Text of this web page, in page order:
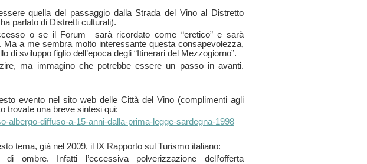
quella del passaggio dalla Strada del Vino al Distretto
parlato di Distretti culturali).
o se il Forum sarà ricordato come “eretico” e sarà
Ma a me sembra molto interessante questa consapevolezza,
di sviluppo figlio dell’epoca degli “Itinerari del Mezzogiorno”.
ma immagino che potrebbe essere un passo in avanti.
evento nel sito web delle Città del Vino (complimenti agli
trovate una breve sintesi qui:
albergo-diffuso-a-15-anni-dalla-prima-legge-sardegna-1998
tema, già nel 2009, il IX Rapporto sul Turismo italiano:
ombre. Infatti l’eccessiva polverizzazione dell’offerta